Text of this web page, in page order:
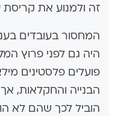
זה ולמנוע את קריסת
המחסור בעובדים
היה גם לפני פרוץ
פועלים פלסטינים
הבנייה והחקלאות,
הוביל לכך שהם לא